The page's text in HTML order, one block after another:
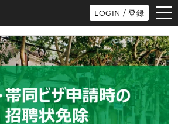
LOGIN / 登録